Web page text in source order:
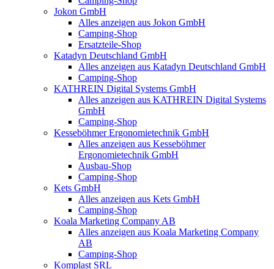
Jokon GmbH
Alles anzeigen aus Jokon GmbH
Camping-Shop
Ersatzteile-Shop
Katadyn Deutschland GmbH
Alles anzeigen aus Katadyn Deutschland GmbH
Camping-Shop
KATHREIN Digital Systems GmbH
Alles anzeigen aus KATHREIN Digital Systems
GmbH
Camping-Shop
Kesseböhmer Ergonomietechnik GmbH
Alles anzeigen aus Kesseböhmer
Ergonomietechnik GmbH
Ausbau-Shop
Camping-Shop
Kets GmbH
Alles anzeigen aus Kets GmbH
Camping-Shop
Koala Marketing Company AB
Alles anzeigen aus Koala Marketing Company
AB
Camping-Shop
Komplast SRL